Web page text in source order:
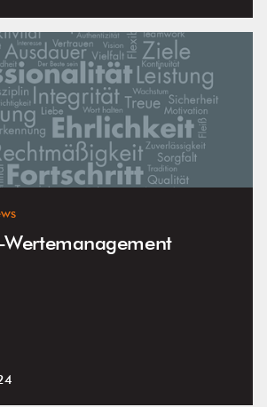
Wertemanagement